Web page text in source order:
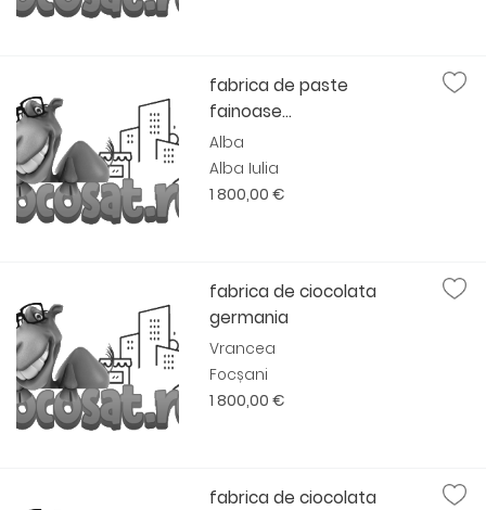
fabrica de paste
fainoase...
Alba
Alba Iulia
1 800,00 €
fabrica de ciocolata
germania
Vrancea
Focșani
1 800,00 €
fabrica de ciocolata